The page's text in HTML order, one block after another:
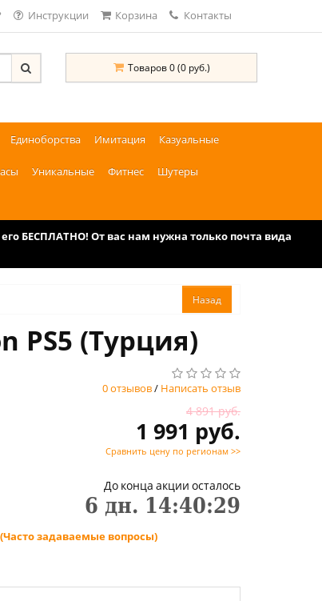
Инструкции Корзина Контакты
Товаров 0 (0 руб.)
Единоборства Имитация Казуальные
Уникальные Фитнес Шутеры
БЕСПЛАТНО! От вас нам нужна только почта вида
PS5 (Турция)
0 отзывов/ Написать отзыв
4 891 руб.
1 991 руб.
Сравнить цену по регионам >>
До конца акции осталось
6 дн. 14:40:28
задаваемые вопросы)